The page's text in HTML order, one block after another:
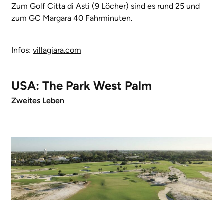
Zum Golf Citta di Asti (9 Löcher) sind es rund 25 und
zum GC Margara 40 Fahrminuten.
Infos: villagiara.com
USA: The Park West Palm
Zweites Leben